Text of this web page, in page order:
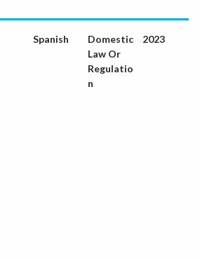
Spanish
Domestic
Law Or
Regulatio
n
2023